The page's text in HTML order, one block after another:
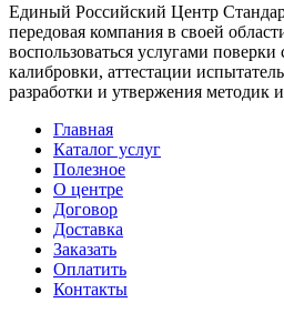
Единый Российский Центр
передовая компания в своей
воспользоваться услугами поверки
калибровки, аттестации
разработки и утвержения методик
Главная
Каталог услуг
Полезное
О центре
Договор
Доставка
Заказать
Оплатить
Контакты